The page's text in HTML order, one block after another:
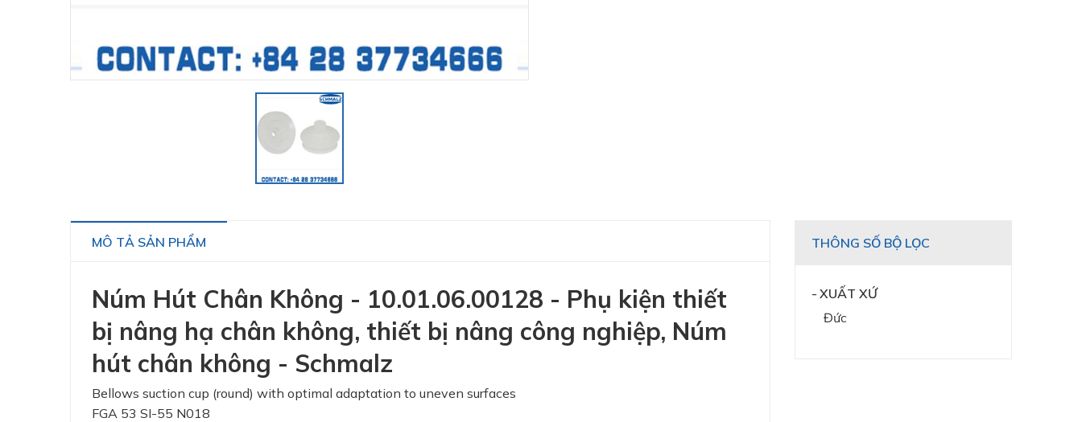
MÔ TẢ SẢN PHẨM
Núm Hút Chân Không - 10.01.06.00128 - Phụ kiện thiết
bị nâng hạ chân không, thiết bị nâng công nghiệp, Núm
hút chân không - Schmalz
Bellows suction cup (round) with optimal adaptation to uneven surfaces
FGA 53 SI-55 N018
THÔNG SỐ BỘ LỌC
XUẤT XỨ
Đức